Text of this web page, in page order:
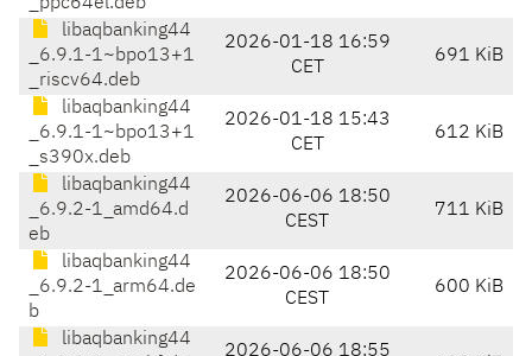
libaqbanking44
_6.9.1-1~bpo13+1
_riscv64.deb
2026-01-18 16:59
CET
691 KiB
libaqbanking44
_6.9.1-1~bpo13+1
_s390x.deb
2026-01-18 15:43
CET
612 KiB
libaqbanking44
_6.9.2-1_amd64.d
eb
2026-06-06 18:50
CEST
711 KiB
libaqbanking44
_6.9.2-1_arm64.de
b
2026-06-06 18:50
CEST
600 KiB
libaqbanking44
2026-06-06 18:55